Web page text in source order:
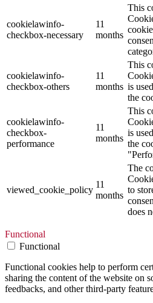
cookielawinfo-
checkbox-necessary
11
months
This
cookielawinfo-
checkbox-others
11
months
This
is
the
cookielawinfo-
checkbox-
performance
11
months
This
is
the
viewed_cookie_policy
11
months
The
to
does
Functional
Functional
Functional cookies help to perform
sharing the content of the website on
feedbacks, and other third-party